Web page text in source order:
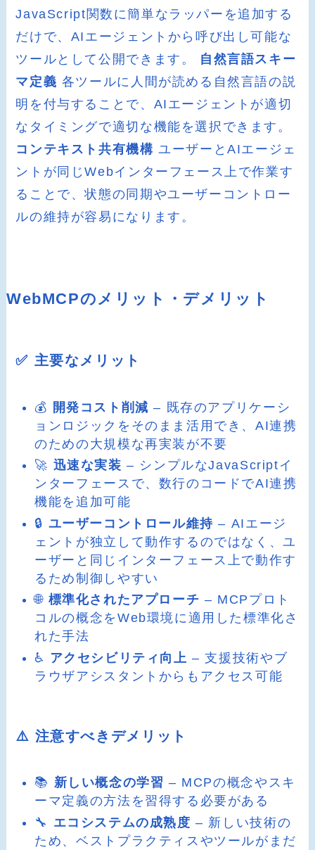
JavaScript関数に簡単なラッパーを追加する
だけで、AIエージェントから呼び出し可能な
ツールとして公開できます。
自然言語スキー
マ定義 各ツールに人間が読める自然言語の説
明を付与することで、AIエージェントが適切
なタイミングで適切な機能を選択できます。
コンテキスト共有機構 ユーザーとAIエージェ
ントが同じWebインターフェース上で作業す
ることで、状態の同期やユーザーコントロー
ルの維持が容易になります。
WebMCPのメリット・デメリット
✅ 主要なメリット
💰 開発コスト削減 – 既存のアプリケーシ
ョンロジックをそのまま活用でき、AI連携
のための大規模な再実装が不要
🚀 迅速な実装 – シンプルなJavaScriptイ
ンターフェースで、数行のコードでAI連携
機能を追加可能
🔒 ユーザーコントロール維持 – AIエージ
ェントが独立して動作するのではなく、ユ
ーザーと同じインターフェース上で動作す
るため制御しやすい
🌐 標準化されたアプローチ – MCPプロト
コルの概念をWeb環境に適用した標準化さ
れた手法
♿ アクセシビリティ向上 – 支援技術やブ
ラウザアシスタントからもアクセス可能
⚠️ 注意すべきデメリット
📚 新しい概念の学習 – MCPの概念やスキ
ーマ定義の方法を習得する必要がある
🔧 エコシステムの成熟度 – 新しい技術の
ため、ベストプラクティスやツールがまだ